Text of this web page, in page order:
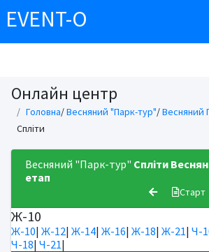
EVENT-O
Онлайн центр
Головна/Весняний "Парк-тур"/Весняний
Спліти
Весняний "Парк-тур" Спліти
етап
Старт
Ж-10
Ж-10| Ж-12| Ж-14| Ж-16| Ж-18| Ж-21| Ч-
Ч-18| Ч-21|